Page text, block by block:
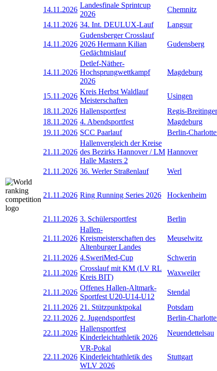
14.11.2026
Landesfinale Sprintcup
2026
Chemnitz
14.11.2026 34. Int. DEULUX-Lauf Langsur
14.11.2026
Gudensberger Crosslauf
2026 Hermann Kilian
Gedächtnislauf
Gudensberg
14.11.2026
Detlef-Näther-
Hochsprungwettkampf
2026
Magdeburg
15.11.2026
Kreis Herbst Waldlauf
Meisterschaften
Usingen
18.11.2026 Hallensportfest
Regis-
18.11.2026 4. Abendsportfest
Magdeburg
19.11.2026 SCC Paarlauf Berlin-
21.11.2026
Hallenvergleich der Kreise
des Bezirks Hannover / LM
Halle Masters 2
Hannover
21.11.2026 36. Werler Straßenlauf Werl
21.11.2026 Ring Running Series 2026 Hockenheim
21.11.2026 3. Schülersportfest Berlin
21.11.2026
Hallen-
Kreismeisterschaften des
Altenburger Landes
Meuselwitz
21.11.2026 4.SweriMed-Cup
Schwerin
21.11.2026
Crosslauf mit KM (LV RL
Kreis BIT)
Waxweiler
21.11.2026
Offenes Hallen-Altmark-
Sportfest U20-U14-U12
Stendal
21.11.2026 21. Stützpunktpokal
Potsdam
22.11.2026 2. Jugendsportfest
Berlin-
22.11.2026
Hallensportfest
Kinderleichtathletik 2026
Neuendettelsau
22.11.2026
VR-Pokal
Kinderleichtathletik des
WLV 2026
Stuttgart